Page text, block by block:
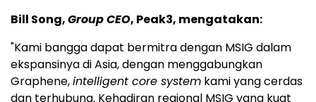
Bill Song,Group CEO, Peak3, mengatakan:
"Kami bangga dapat bermitra dengan MSIG dalam
ekspansinya di Asia, dengan menggabungkan
Graphene,intelligent core system kami yang cerdas
dan terhubung. Kehadiran regional MSIG yang kuat